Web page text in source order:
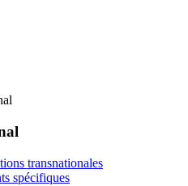
transnationales
spécifiques